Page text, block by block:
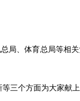
、体育总局等相
三个方面为大家献上